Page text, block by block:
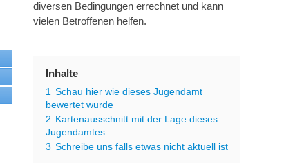
diversen Bedingungen errechnet und kann
vielen Betroffenen helfen.
Inhalte
1 Schau hier wie dieses Jugendamt
bewertet wurde
2 Kartenausschnitt mit der Lage dieses
Jugendamtes
3 Schreibe uns falls etwas nicht aktuell ist